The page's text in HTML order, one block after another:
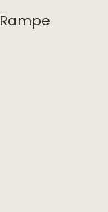
Rampe